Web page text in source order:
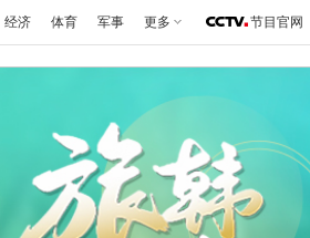
经济 体育 军事 更多 节目官网